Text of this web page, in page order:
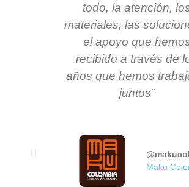
todo, la atención,
materiales, las
el apoyo que
recibido a través de
años que hemos
juntos¨
Maku